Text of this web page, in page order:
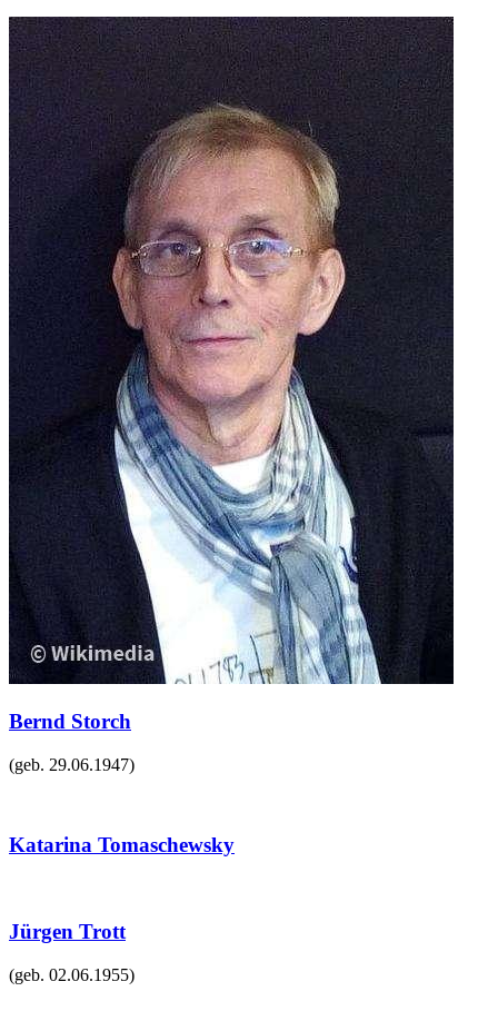
Bernd Storch
(geb. 29.06.1947)
Katarina Tomaschewsky
Jürgen Trott
(geb. 02.06.1955)